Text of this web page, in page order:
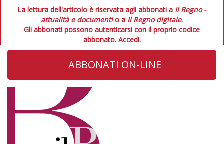
La lettura dell'articolo è riservata agli abbonati a Il Regno -
attualità e documentio a Il Regno digitale.
Gli abbonati possono autenticarsi con il proprio codice
abbonato. Accedi.
ABBONATI ON-LINE